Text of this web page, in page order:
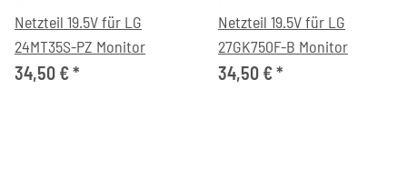
Netzteil 19.5V für LG
24MT35S-PZ Monitor
34,50 €*
Netzteil 19.5V für LG
27GK750F-B Monitor
34,50 €*